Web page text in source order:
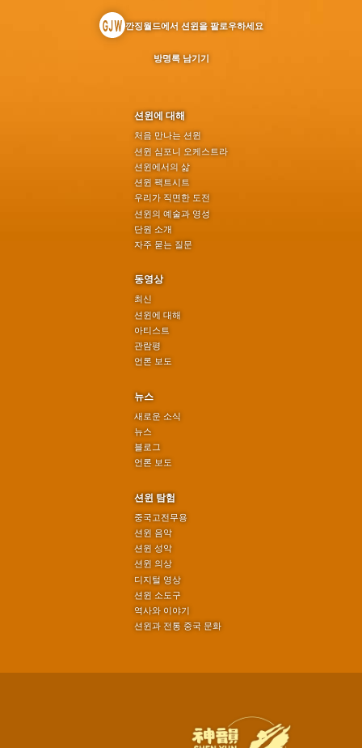
션윈에 대해
처음 만나는 션윈
션윈 심포니 오케스트라
션윈에서의 삶
션윈 팩트시트
우리가 직면한 도전
션윈의 예술과 영성
단원 소개
자주 묻는 질문
동영상
최신
션윈에 대해
아티스트
관람평
언론 보도
뉴스
새로운 소식
뉴스
블로그
언론 보도
션윈 탐험
중국고전무용
션윈 음악
션윈 성악
션윈 의상
디지털 영상
션윈 소도구
역사와 이야기
션윈과 전통 중국 문화
깐징월드에서 션윈을 팔로우하세요
방명록 남기기